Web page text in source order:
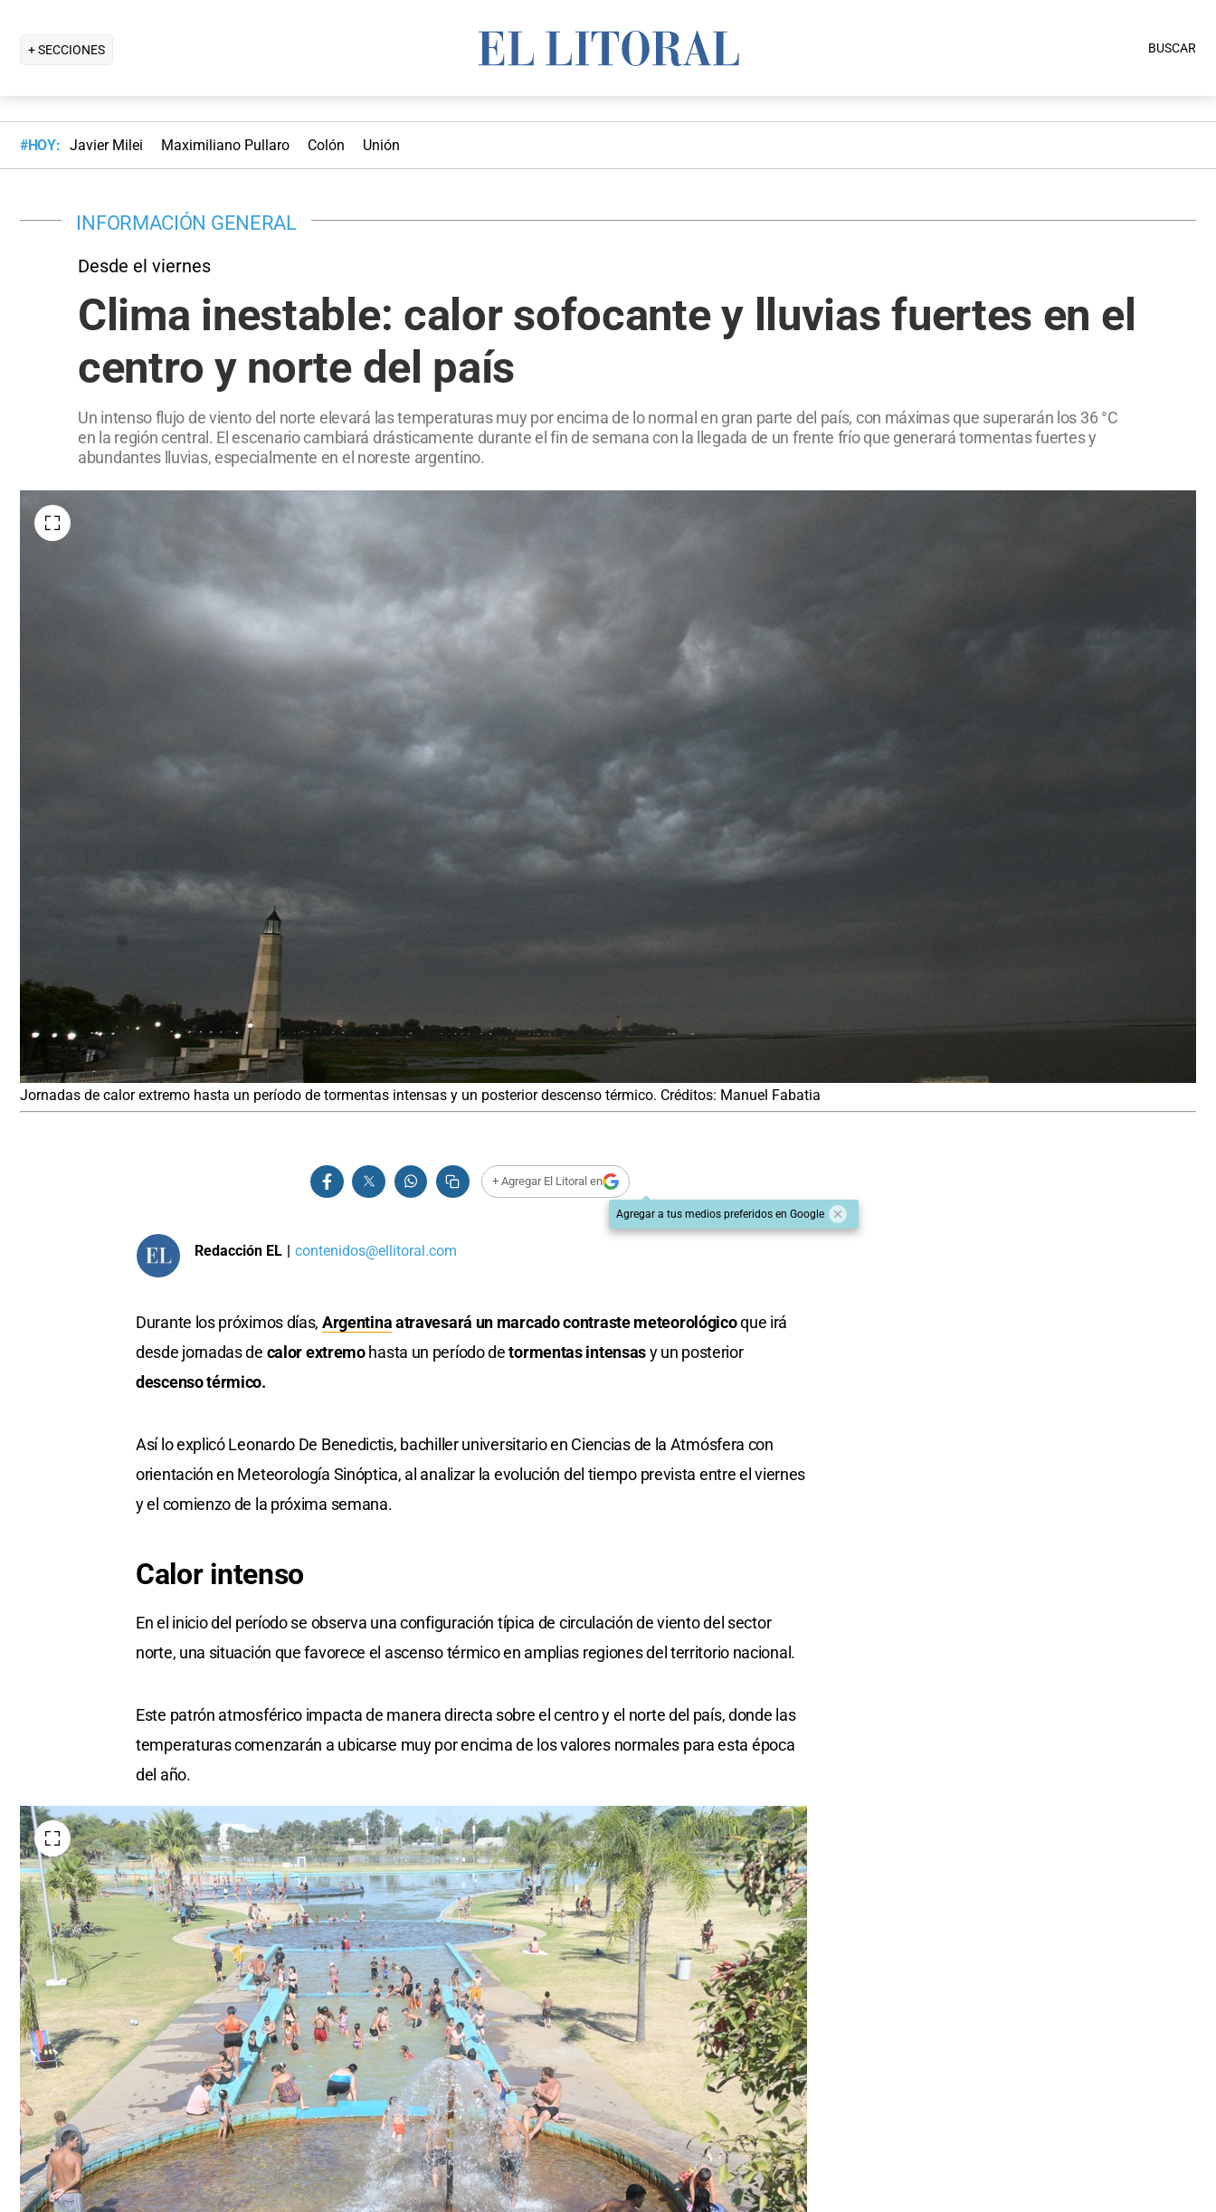
+ SECCIONES BUSCAR
#HOY: Javier Milei Maximiliano Pullaro Colón Unión
INFORMACIÓN GENERAL
Desde el viernes
Clima inestable: calor sofocante y lluvias fuertes en el
centro y norte del país
Un intenso flujo de viento del norte elevará las temperaturas muy por encima de lo normal en gran parte del país, con máximas que superarán los 36 °C
en la región central. El escenario cambiará drásticamente durante el fin de semana con la llegada de un frente frío que generará tormentas fuertes y
abundantes lluvias, especialmente en el noreste argentino.
Jornadas de calor extremo hasta un período de tormentas intensas y un posterior descenso térmico. Créditos: Manuel Fabatia
+ Agregar El Litoral en
Agregar a tus medios preferidos en Google
Redacción EL | contenidos@ellitoral.com
Durante los próximos días, Argentinaatravesará un marcado contraste meteorológicoque irá
desde jornadas de calor extremohasta un período detormentas intensasy un posterior
descenso térmico.
Así lo explicó Leonardo De Benedictis, bachiller universitario en Ciencias de la Atmósfera con
orientación en Meteorología Sinóptica, al analizar la evolución del tiempo prevista entre el viernes
y el comienzo de la próxima semana.
Calor intenso
En el inicio del período se observa una configuración típica de circulación de viento del sector
norte, una situación que favorece el ascenso térmico en amplias regiones del territorio nacional.
Este patrón atmosférico impacta de manera directa sobre el centro y el norte del país, donde las
temperaturas comenzarán a ubicarse muy por encima de los valores normales para esta época
del año.